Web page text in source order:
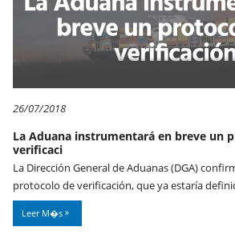
26/07/2018
La Aduana instrumentará en breve un
verificaci
La Dirección General de Aduanas (DGA)
protocolo de verificación, que ya estaría
Leer M�s